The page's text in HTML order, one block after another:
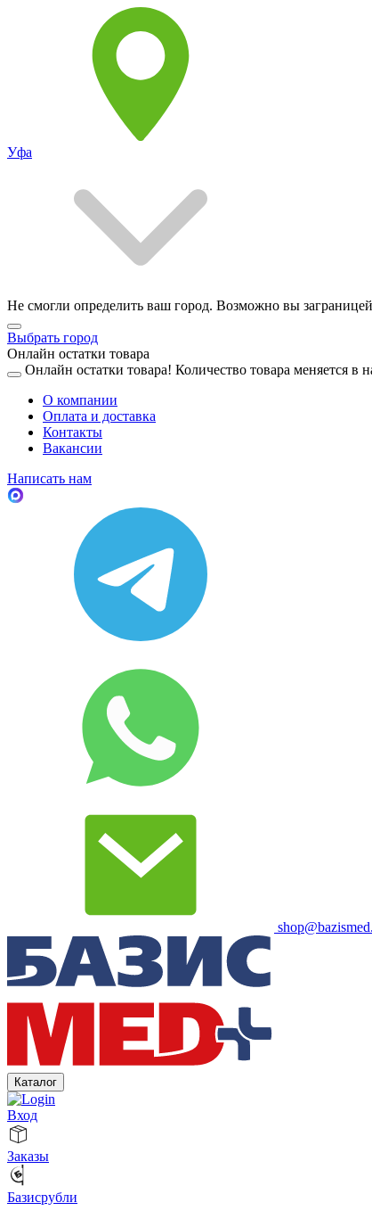
Уфа
Не смогли определить ваш город. Возможно вы
Выбрать город
Онлайн остатки товара
Онлайн остатки товара! Количество товара меняется в
О компании
Оплата и доставка
Контакты
Вакансии
Написать нам
Каталог
Вход
Заказы
Базисрубли